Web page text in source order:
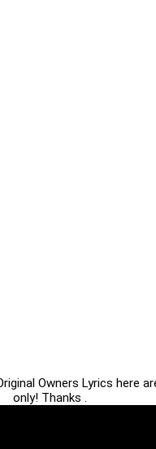
Owners Lyrics here
only! Thanks .